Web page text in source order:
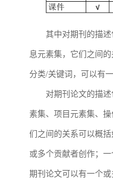
其中对期刊的描
息元素集，它们之间
分类/关键词，可以有
对期刊论文的描
素集、项目元素集、
们之间的关系可以概
或多个贡献者创作；
期刊论文可以有一个